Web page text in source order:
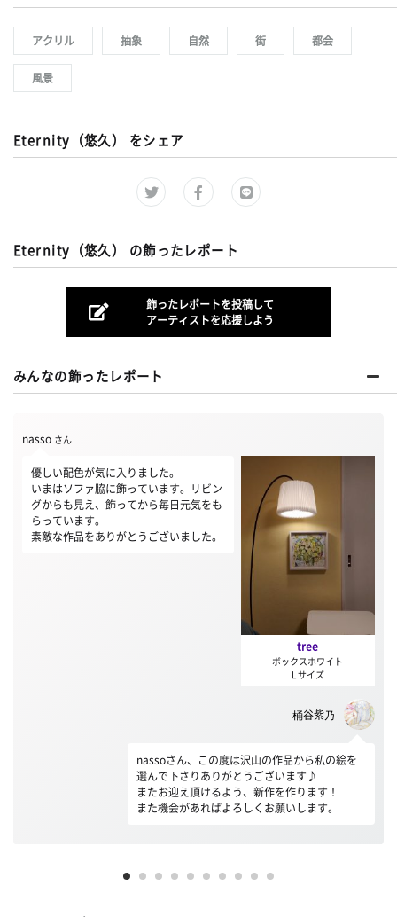
アクリル 抽象 自然 街 都会
風景
Eternity（悠久） をシェア
Eternity（悠久） の飾ったレポート
飾ったレポートを投稿して
アーティストを応援しよう
みんなの飾ったレポート
nasso さん
優しい配色が気に入りました。
いまはソファ脇に飾っています。リビン
グからも見え、飾ってから毎日元気をも
らっています。
素敵な作品をありがとうございました。
tree
ボックスホワイト
L サイズ
桶谷紫乃
nassoさん、この度は沢山の作品から私の絵を
選んで下さりありがとうございます♪
またお迎え頂けるよう、新作を作ります！
また機会があればよろしくお願いします。